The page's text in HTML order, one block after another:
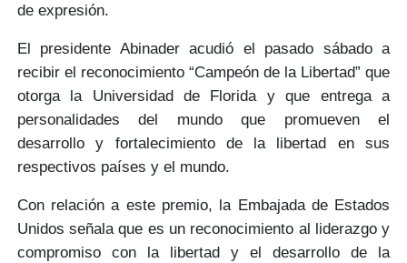
de expresión.
El presidente Abinader acudió el pasado sábado a
recibir el reconocimiento “Campeón de la Libertad” que
otorga la Universidad de Florida y que entrega a
personalidades del mundo que promueven el
desarrollo y fortalecimiento de la libertad en sus
respectivos países y el mundo.
Con relación a este premio, la Embajada de Estados
Unidos señala que es un reconocimiento al liderazgo y
compromiso
con la libertad y el desarrollo de la